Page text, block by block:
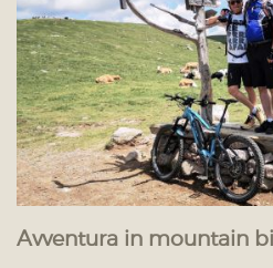
Avventura in mountain